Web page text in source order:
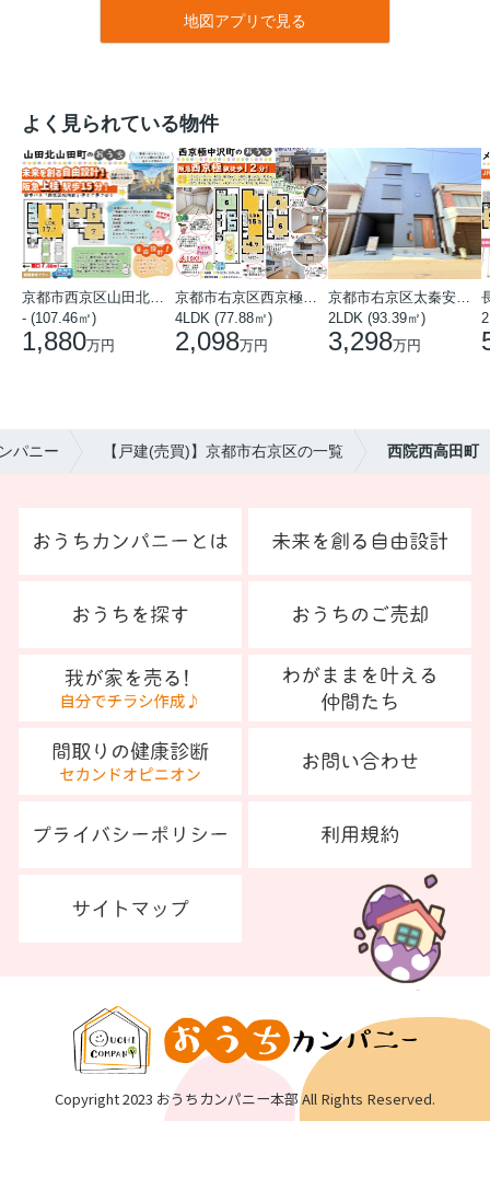
地図アプリで見る
よく見られている物件
- (107.46㎡)
1,880万円
4LDK (77.88㎡)
2,098万円
2LDK (93.39㎡)
3,298万円
パニー 【戸建(売買)】京都市右京区の一覧 西院西高田町
Copyright 2023 おうちカンパニー本部 All Rights Reserved.